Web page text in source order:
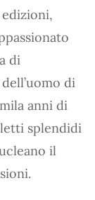
di
di
anni di
splendidi
il